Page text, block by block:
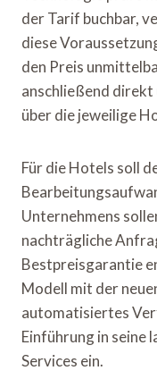
der Tarif buchbar,
diese
den Preis
anschließend
über die jeweilige
Für die Hotels soll
Unternehmens
nachträgliche
Bestpreisgarantie
Modell mit der
automatisiertes
Einführung in seine
Services ein.